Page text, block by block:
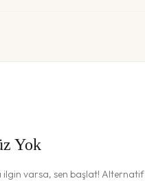
Yok
ilgin varsa, sen başlat! Alternatif